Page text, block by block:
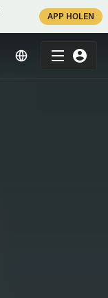
APP HOLEN